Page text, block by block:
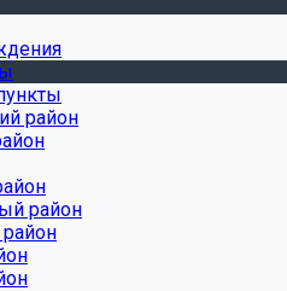
район
район